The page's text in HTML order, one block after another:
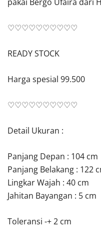
♡♡♡♡♡♡♡♡♡♡
READY STOCK
Harga spesial 99.500
♡♡♡♡♡♡♡♡♡♡
Detail Ukuran :
Panjang Depan : 104 cm
Panjang Belakang : 122
Lingkar Wajah : 40 cm
Jahitan Bayangan : 5 cm
Toleransi -+ 2 cm